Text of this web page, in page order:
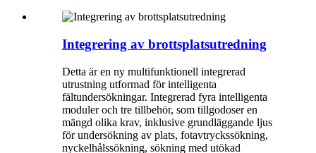
Integrering av brottsplatsutredning
Detta är en ny multifunktionell integrerad
utrustning utformad för intelligenta
fältundersökningar. Integrerad fyra intelligenta
moduler och tre tillbehör, som tillgodoser en
mängd olika krav, inklusive grundläggande ljus
för undersökning av plats, fotavtryckssökning,
nyckelhålssökning, sökning med utökad